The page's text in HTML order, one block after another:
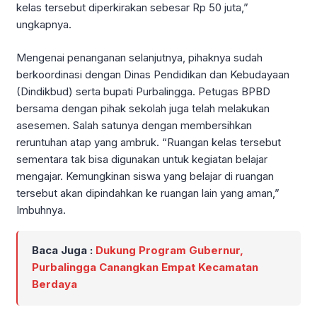
kelas tersebut diperkirakan sebesar Rp 50 juta,”
ungkapnya.
Mengenai penanganan selanjutnya, pihaknya sudah
berkoordinasi dengan Dinas Pendidikan dan Kebudayaan
(Dindikbud) serta bupati Purbalingga. Petugas BPBD
bersama dengan pihak sekolah juga telah melakukan
asesemen. Salah satunya dengan membersihkan
reruntuhan atap yang ambruk. “Ruangan kelas tersebut
sementara tak bisa digunakan untuk kegiatan belajar
mengajar. Kemungkinan siswa yang belajar di ruangan
tersebut akan dipindahkan ke ruangan lain yang aman,”
Imbuhnya.
Baca Juga : Dukung Program Gubernur,
Purbalingga Canangkan Empat Kecamatan
Berdaya